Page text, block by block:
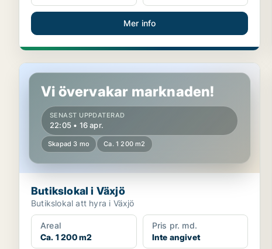
Mer info
Butikslokal i Växjö
Vi övervakar marknaden!
SENAST UPPDATERAD
22:05 • 16 apr.
Skapad 3 mo Ca. 1 200 m2
Butikslokal i Växjö
Butikslokal att hyra i Växjö
Areal
Ca. 1 200 m2
Pris pr. md.
Inte angivet